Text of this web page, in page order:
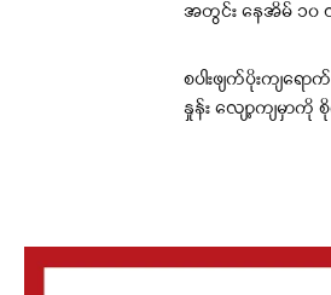
အတွင်း နေအိမ် ၁၀ လုံ
စပါးဖျက်ပိုးကျရေ
နှုန်း လျော့ကျမှာကို